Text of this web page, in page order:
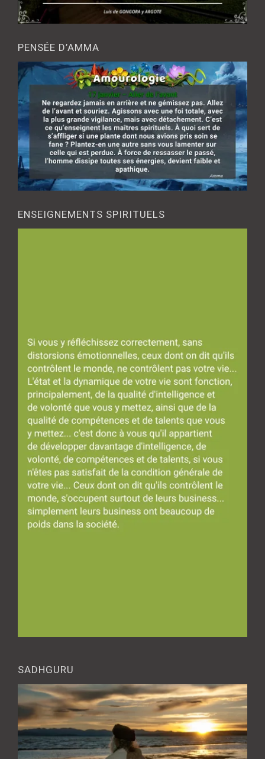
PENSÉE D’AMMA
ENSEIGNEMENTS SPIRITUELS
SADHGURU